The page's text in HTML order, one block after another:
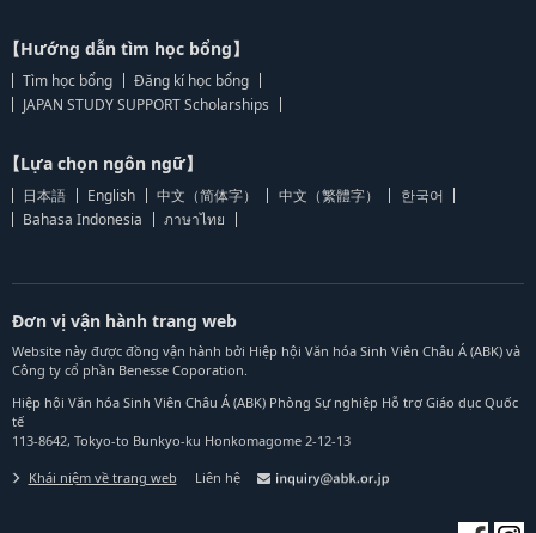
【Hướng dẫn tìm học bổng】
Tìm học bổng
Đăng kí học bổng
JAPAN STUDY SUPPORT Scholarships
【Lựa chọn ngôn ngữ】
日本語 English 中文（简体字） 中文（繁體字）
한국어
Bahasa Indonesia
ภาษาไทย
Đơn vị vận hành trang web
Website này được đồng vận hành bởi Hiệp hội Văn hóa Sinh Viên Châu Á (ABK) và
Công ty cổ phần Benesse Coporation.
Hiệp hội Văn hóa Sinh Viên Châu Á (ABK) Phòng Sự nghiệp Hỗ trợ Giáo dục Quốc
tế
113-8642, Tokyo-to Bunkyo-ku Honkomagome 2-12-13
Khái niệm về trang web Liên hệ